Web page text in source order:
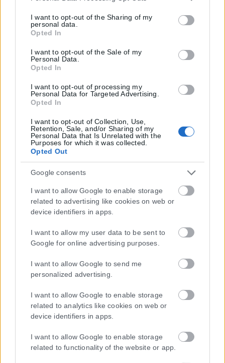
but not limited to your visit or usage behaviour. You may
click to grant or deny consent to Google and its third-party
tags to use your data for below specified purposes in below
Google consent section.
I want to opt-out of the Sharing of my
personal data.
Opted In
I want to opt-out of the Sale of my
Personal Data.
Opted In
I want to opt-out of processing my
Personal Data for Targeted Advertising.
Opted In
I want to opt-out of Collection, Use,
Retention, Sale, and/or Sharing of my
Personal Data that Is Unrelated with the
Purposes for which it was collected.
Opted Out
Google consents
I want to allow Google to enable storage
related to advertising like cookies on web or
device identifiers in apps.
I want to allow my user data to be sent to
Google for online advertising purposes.
I want to allow Google to send me
personalized advertising.
I want to allow Google to enable storage
related to analytics like cookies on web or
device identifiers in apps.
I want to allow Google to enable storage
related to functionality of the website or app.